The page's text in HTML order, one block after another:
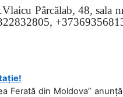
Pârcălab, 48, sala
Ferată din Moldova”